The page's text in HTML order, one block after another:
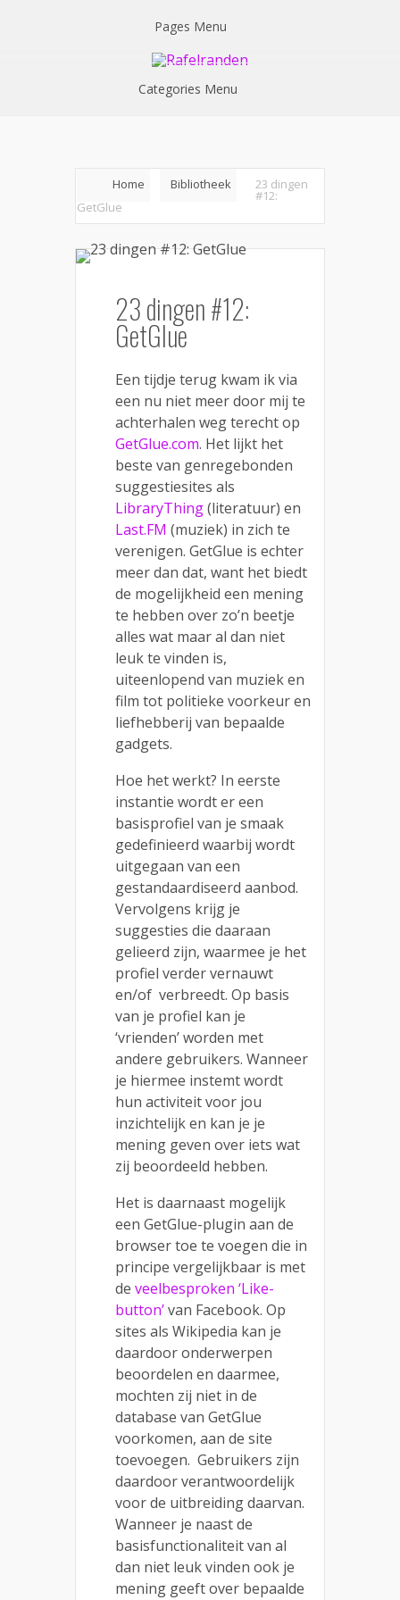
Pages Menu
Categories Menu
Home Bibliotheek 23 dingen
#12:
GetGlue
23 dingen #12:
GetGlue
Een tijdje terug kwam ik via
een nu niet meer door mij te
achterhalen weg terecht op
GetGlue.com. Het lijkt het
beste van genregebonden
suggestiesites als
LibraryThing(literatuur) en
Last.FM (muziek) in zich te
verenigen. GetGlue is echter
meer dan dat, want het biedt
de mogelijkheid een mening
te hebben over zo’n beetje
alles wat maar al dan niet
leuk te vinden is,
uiteenlopend van muziek en
film tot politieke voorkeur en
liefhebberij van bepaalde
gadgets.
Hoe het werkt? In eerste
instantie wordt er een
basisprofiel van je smaak
gedefinieerd waarbij wordt
uitgegaan van een
gestandaardiseerd aanbod.
Vervolgens krijg je
suggesties die daaraan
gelieerd zijn, waarmee je het
profiel verder vernauwt
en/of verbreedt. Op basis
van je profiel kan je
‘vrienden’ worden met
andere gebruikers. Wanneer
je hiermee instemt wordt
hun activiteit voor jou
inzichtelijk en kan je je
mening geven over iets wat
zij beoordeeld hebben.
Het is daarnaast mogelijk
een GetGlue-plugin aan de
browser toe te voegen die in
principe vergelijkbaar is met
de veelbesproken ‘Like-
button’van Facebook. Op
sites als Wikipedia kan je
daardoor onderwerpen
beoordelen en daarmee,
mochten zij niet in de
database van GetGlue
voorkomen, aan de site
toevoegen. Gebruikers zijn
daardoor verantwoordelijk
voor de uitbreiding daarvan.
Wanneer je naast de
basisfunctionaliteit van al
dan niet leuk vinden ook je
mening geeft over bepaalde